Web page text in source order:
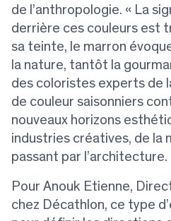
de l’anthropologie. « La
derrière ces couleurs est
sa teinte, le marron
la nature, tantôt la
des coloristes experts de
de couleur saisonniers
nouveaux horizons
industries créatives, de la
passant par l’architecture.
Pour Anouk Etienne,
chez Décathlon, ce type